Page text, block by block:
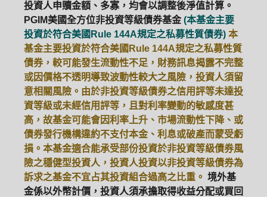
投資人申贖金額、多寡，均會以調整後淨值計算。
PGIM美國全方位非投資等級債券基金 (本基金主要
投資於符合美國Rule 144A規定之私募性質債券) 本
基金主要投資於符合美國Rule 144A規定之私募性質
債券，較可能發生流動性不足，財務訊息揭露不完整
或因價格不透明導致波動性較大之風險，投資人須留
意相關風險。由於非投資等級債券之信用評等未達投
資等級或未經信用評等，且對利率變動的敏感度甚
高，故基金可能會因利率上升、市場流動性下降、或
債券發行機構違約不支付本金、利息或破產而蒙受虧
損。本基金適合能承受部份投資於非投資等級債券風
險之穩健型投資人，投資人投資以非投資等級債券為
訴求之基金不宜占其投資組合過高之比重。 境外基
金係以外幣計價，投資人須承擔取得收益分配或買回